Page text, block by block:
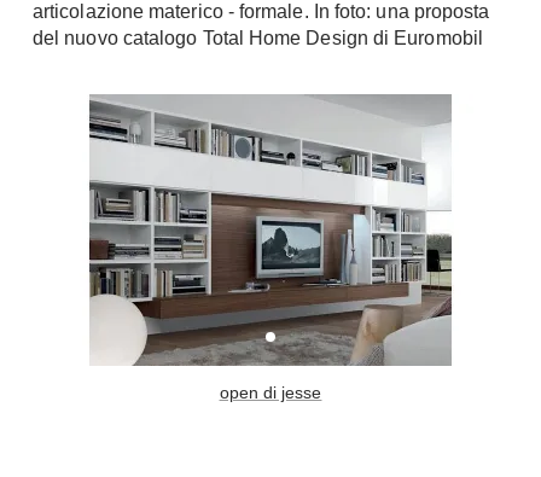
Armadio ante Battenti
Armadi ante
Cabine Armadio
Armadi su misura
Armadi Angolo
I consigli sugli armadi
Camerette
Camerette Ragazzi
Camerette Bambini
Porte
Porte Interne
Porte Scorrevoli
Portoni
Maniglie
Finestre
Finestre Pvc
Finestre Alluminio
Finestre Legno
articolazione materico - formale. In foto: una proposta
del nuovo catalogo Total Home Design di Euromobil
open di jesse